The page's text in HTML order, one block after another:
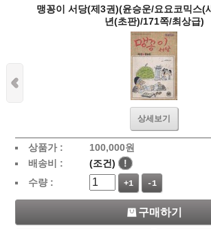
맹꽁이 서당(제3권)(윤승운/요요코믹스(
년(초판)/171쪽/최상급)
상세보기
상품가 : 100,000원
배송비 :
(조건)
!
수량 :
+1 -1
구매하기